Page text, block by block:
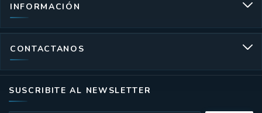
INFORMACIÓN
CONTACTANOS
SUSCRIBITE AL NEWSLETTER